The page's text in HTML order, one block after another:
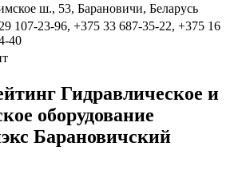
ш., 53, Барановичи, Беларусь
107-23-96, +375 33 687-35-22, +375 16
40
Гидравлическое и
оборудование
Барановичский